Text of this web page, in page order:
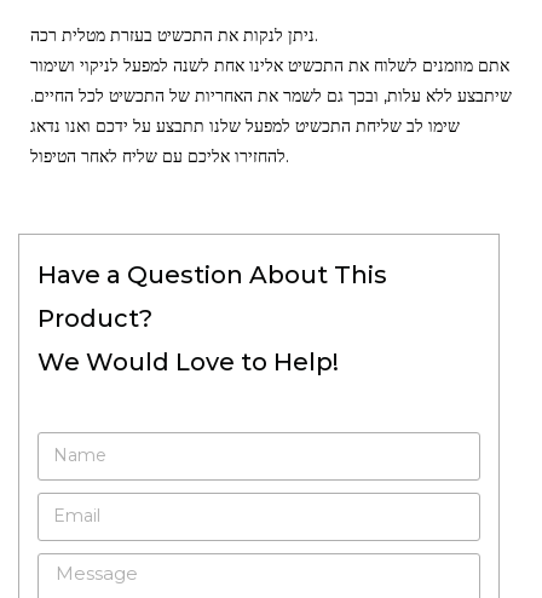
ניתן לנקות את התכשיט בעזרת מטלית רכה.
אתם מוזמנים לשלוח את התכשיט אלינו אחת לשנה למפעל לניקוי ושימור
שיתבצע ללא עלות, ובכך גם לשמר את האחריות של התכשיט לכל החיים.
שימו לב שליחת התכשיט למפעל שלנו תתבצע על ידכם ואנו נדאג
להחזירו אליכם עם שליח לאחר הטיפול.
Have a Question About This
Product?
We Would Love to Help!